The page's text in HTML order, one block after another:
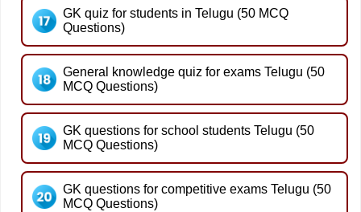
GK quiz for students in Telugu (50 MCQ
Questions)
General knowledge quiz for exams Telugu (50
MCQ Questions)
GK questions for school students Telugu (50
MCQ Questions)
GK questions for competitive exams Telugu (50
MCQ Questions)